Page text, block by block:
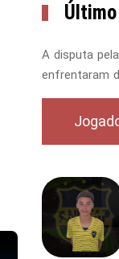
A disputa
enfrentaram